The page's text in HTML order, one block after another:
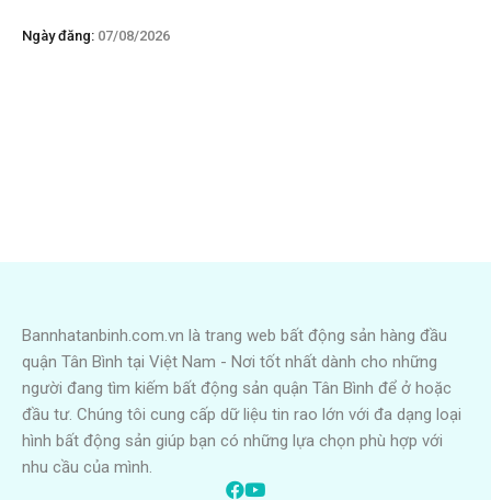
Ngày đăng: 07/08/2026
Bannhatanbinh.com.vn là trang web bất động sản hàng đầu
quận Tân Bình tại Việt Nam - Nơi tốt nhất dành cho những
người đang tìm kiếm bất động sản quận Tân Bình để ở hoặc
đầu tư. Chúng tôi cung cấp dữ liệu tin rao lớn với đa dạng loại
hình bất động sản giúp bạn có những lựa chọn phù hợp với
nhu cầu của mình.